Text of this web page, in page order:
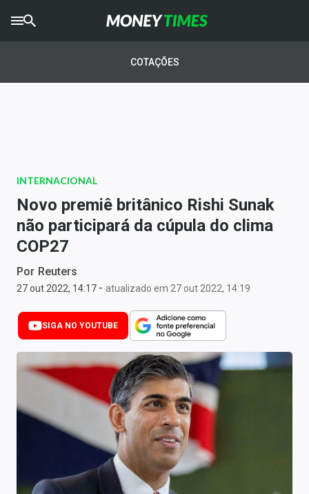
AGROTIMES
Newsletters
Money Trader
Anuncie
Últimas Notícias
Newsletters
Cotações
Comprar ou vender?
Carteiras Recomendadas
Central de Dividendos
Central de Fundos Imobiliários
COTAÇÕES
INTERNACIONAL
Novo premiê britânico Rishi Sunak
não participará da cúpula do clima
COP27
Por Reuters
27 out 2022, 14:17 - atualizado em 27 out 2022, 14:19
SIGA NO YOUTUBE